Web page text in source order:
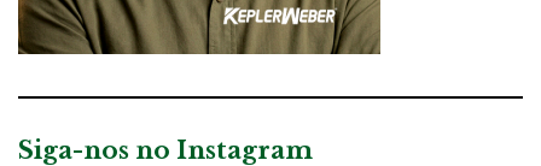
Siga-nos no Instagram